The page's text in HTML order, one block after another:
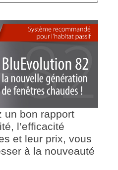
un bon rapport
l’efficacité
et leur prix, vous
à la nouveauté